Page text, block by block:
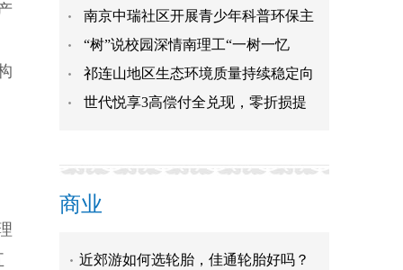
南京中瑞社区开展青少年科普环保主
“树”说校园深情南理工“一树一忆
祁连山地区生态环境质量持续稳定向
世代悦享3高偿付全兑现，零折损提
商业
近郊游如何选轮胎，佳通轮胎好吗？